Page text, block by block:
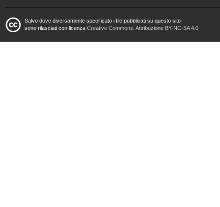
Salvo dove diversamente specificato i file pubblicati su questo sito
sono rilasciati con licenza Creative Commons: Attribuzione BY-NC-SA 4.0